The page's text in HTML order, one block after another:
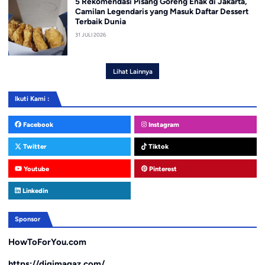
Camilan Legendaris yang Masuk Daftar Dessert
Terbaik Dunia
31 JULI 2026
Lihat Lainnya
Ikuti Kami :
Facebook Instagram
Twitter Tiktok
Youtube Pinterest
Linkedin
Sponsor
HowToForYou.com